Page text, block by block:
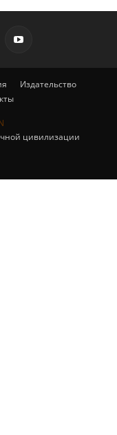
Издательство
цивилизации